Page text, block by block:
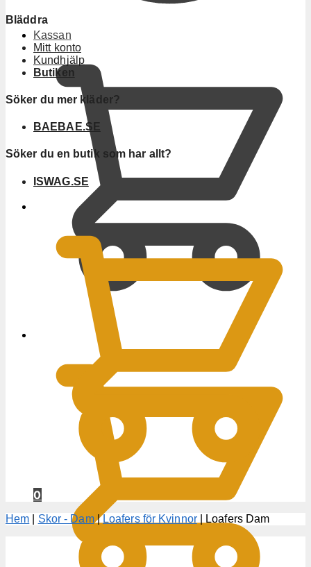
Kassan
Bläddra
Mitt konto
Kundhjälp
Butiken
Söker du mer kläder?
BAEBAE.SE
Söker du en butik som har allt?
ISWAG.SE
0
Hem Skor - Dam|Loafers för Kvinnor| Loafers Dam